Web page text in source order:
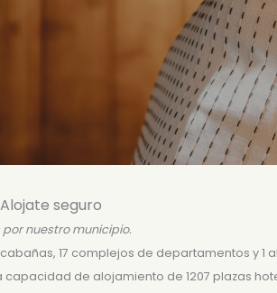
Alojate seguro
nuestro municipio.
17 complejos de departamentos y 1
de alojamiento de 1207 plazas